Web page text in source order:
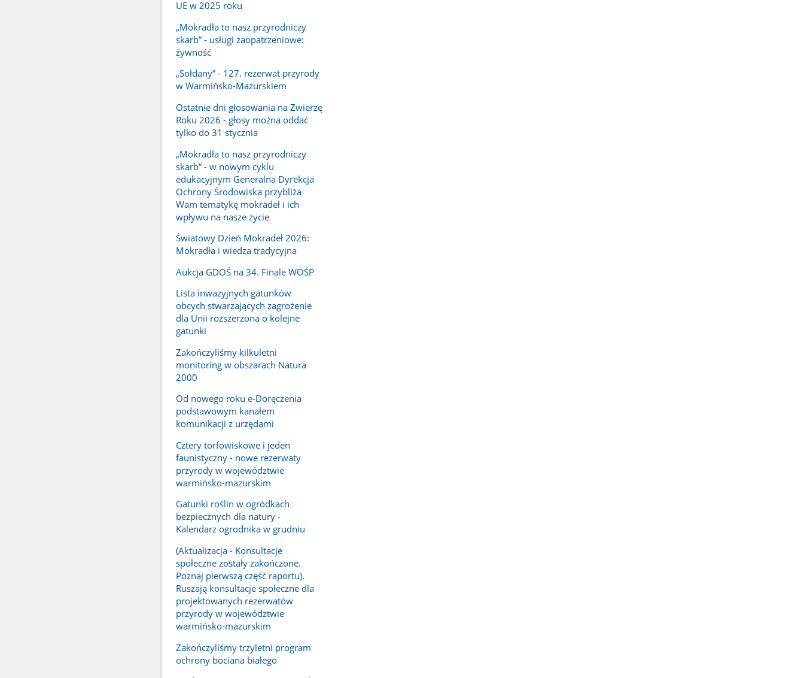
UE w 2025 roku
„Mokradła to nasz przyrodniczy
skarb” - usługi zaopatrzeniowe:
żywność
„Sołdany” - 127. rezerwat przyrody
w Warmińsko-Mazurskiem
Ostatnie dni głosowania na Zwierzę
Roku 2026 - głosy można oddać
tylko do 31 stycznia
„Mokradła to nasz przyrodniczy
skarb” - w nowym cyklu
edukacyjnym Generalna Dyrekcja
Ochrony Środowiska przybliża
Wam tematykę mokradeł i ich
wpływu na nasze życie
Światowy Dzień Mokradeł 2026:
Mokradła i wiedza tradycyjna
Aukcja GDOŚ na 34. Finale WOŚP
Lista inwazyjnych gatunków
obcych stwarzających zagrożenie
dla Unii rozszerzona o kolejne
gatunki
Zakończyliśmy kilkuletni
monitoring w obszarach Natura
2000
Od nowego roku e-Doręczenia
podstawowym kanałem
komunikacji z urzędami
Cztery torfowiskowe i jeden
faunistyczny - nowe rezerwaty
przyrody w województwie
warmińsko-mazurskim
Gatunki roślin w ogródkach
bezpiecznych dla natury -
Kalendarz ogrodnika w grudniu
(Aktualizacja - Konsultacje
społeczne zostały zakończone.
Poznaj pierwszą część raportu).
Ruszają konsultacje społeczne dla
projektowanych rezerwatów
przyrody w województwie
warmińsko-mazurskim
Zakończyliśmy trzyletni program
ochrony bociana białego